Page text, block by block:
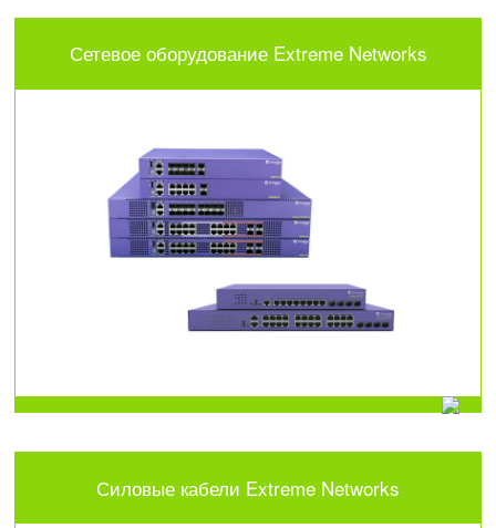
Сетевое оборудование Extreme Networks
Силовые кабели Extreme Networks